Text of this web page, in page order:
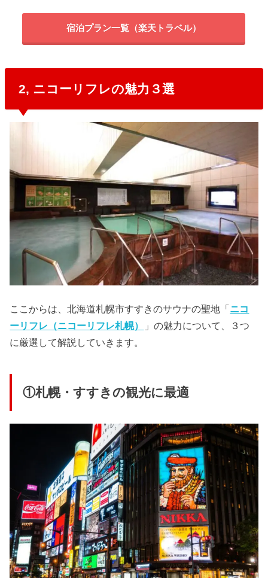
宿泊プラン一覧（楽天トラベル）
2, ニコーリフレの魅力３選
ここからは、北海道札幌市すすきのサウナの聖地「ニコ
ーリフレ（ニコーリフレ札幌）
」の魅力について、３つ
に厳選して解説していきます。
①札幌・すすきの観光に最適